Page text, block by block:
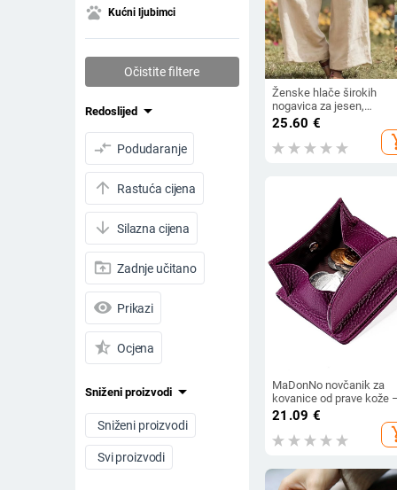
pets Kućni ljubimci
Očistite filtere
Redoslijed arrow_drop_down
compare_arrows Podudaranje
arrow_upward Rastuća cijena
arrow_downward Silazna cijena
drive_folder_upload Zadnje učitano
visibility Prikazi
star_half Ocjena
Sniženi proizvodi arrow_drop_down
Sniženi proizvodi
Svi proizvodi
Ženske hlače širokih
nogavica za jesen,
jednobojne, udobne za
svakodnevno nošenje, s
bočnim džepovima i
25.60 €
MaDonNo novčanik za
kovanice od prave kože
zaštita od krađe, proširivi,
podstava od poliestera,
unisex
21.09 €